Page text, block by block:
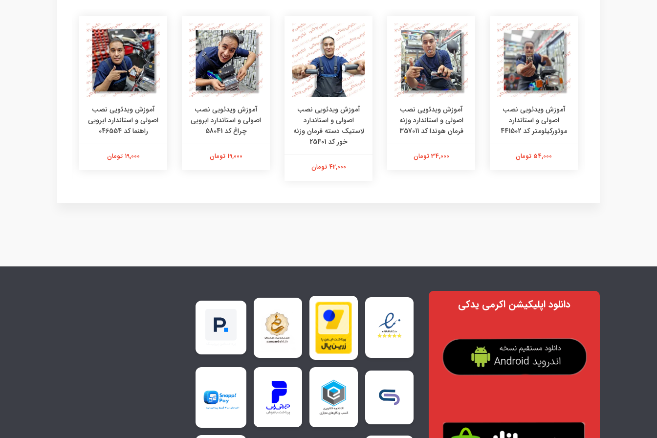
آموزش ویدئویی نصب
اصولی و استاندارد
موتورکیلومتر کد 441502
54,000 تومان
آموزش ویدئویی نصب
اصولی و استاندارد وزنه
فرمان هوندا کد 357011
34,000 تومان
آموزش ویدئویی نصب
اصولی و استاندارد
لاستیک دسته فرمان وزنه
خور کد 25401
42,000 تومان
آموزش ویدئویی نصب
اصولی و استاندارد ابرویی
چراغ کد 58041
19,000 تومان
آموزش ویدئویی نصب
اصولی و استاندارد ابرویی
راهنما کد 046554
19,000 تومان
دانلود اپلیکیشن اکرمی یدکی